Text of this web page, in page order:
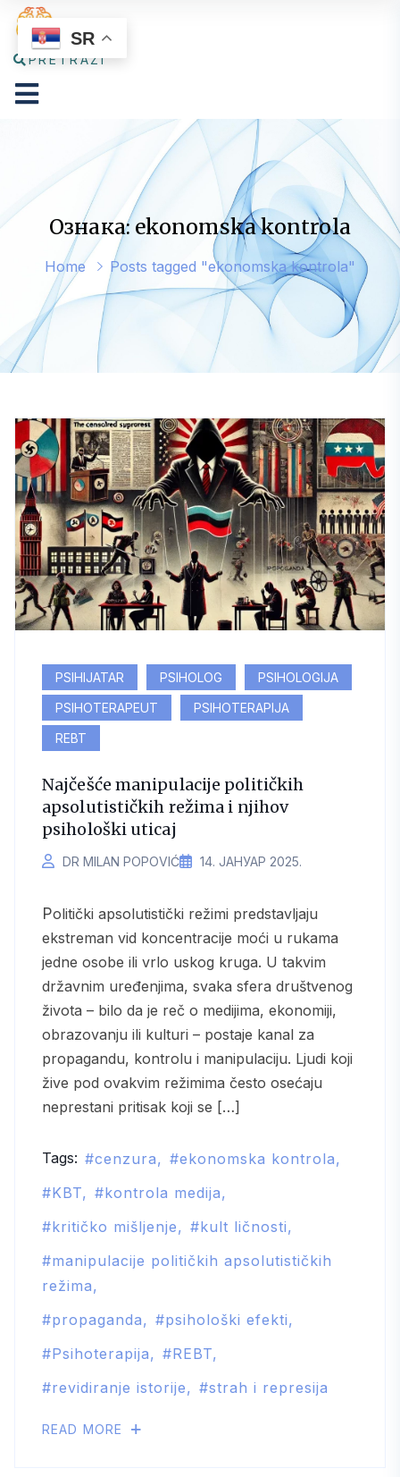
PRETRAŽI
Ознака: ekonomska kontrola
Home Posts tagged "ekonomska kontrola"
PSIHIJATAR PSIHOLOG
PSIHOLOGIJA
PSIHOTERAPEUT
PSIHOTERAPIJA
REBT
Najčešće manipulacije političkih
apsolutističkih režima i njihov
psihološki uticaj
DR MILAN POPOVIĆ 14. ЈАНУАР 2025.
Politički apsolutistički režimi predstavljaju
ekstreman vid koncentracije moći u rukama
jedne osobe ili vrlo uskog kruga. U takvim
državnim uređenjima, svaka sfera društvenog
života – bilo da je reč o medijima, ekonomiji,
obrazovanju ili kulturi – postaje kanal za
propagandu, kontrolu i manipulaciju. Ljudi koji
žive pod ovakvim režimima često osećaju
neprestani pritisak koji se […]
Tags: cenzura
ekonomska kontrola
KBT
kontrola medija
kritičko mišljenje
kult ličnosti
manipulacije političkih apsolutističkih
režima
propaganda
psihološki efekti
Psihoterapija
REBT
revidiranje istorije
strah i represija
READ MORE
SR